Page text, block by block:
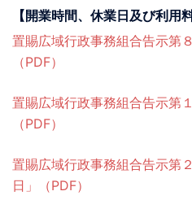
【開業時間、休業日及び利用
置賜広域行政事務組合告示第
（PDF）
置賜広域行政事務組合告示第
（PDF）
置賜広域行政事務組合告示第
日」（PDF）